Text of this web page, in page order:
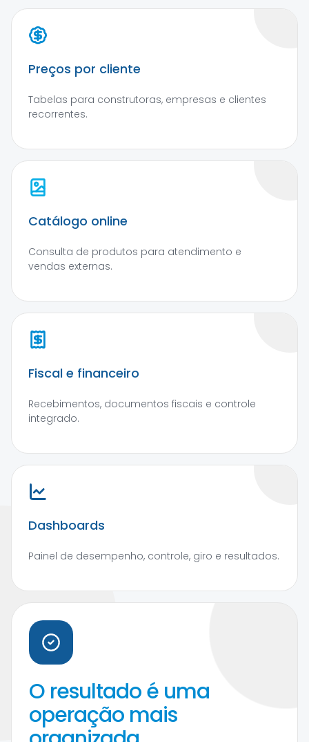
Preços por cliente
Tabelas para construtoras, empresas e clientes
recorrentes.
Catálogo online
Consulta de produtos para atendimento e
vendas externas.
Fiscal e financeiro
Recebimentos, documentos fiscais e controle
integrado.
Dashboards
Painel de desempenho, controle, giro e resultados.
O resultado é uma
operação mais